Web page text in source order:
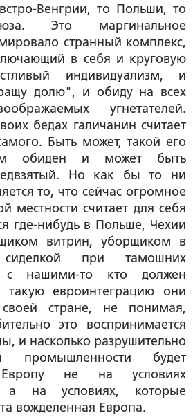
Венгрии, то Польши, то
Это маргинальное
странный комплекс,
в себя и круговую
индивидуализм, и
долю", и обиду на всех
угнетателей.
бедах галичанин считает
Быть может, такой его
обиден и может быть
Но как бы то ни
то, что сейчас огромное
местности считает для себя
где-нибудь в Польше, Чехии
витрин, уборщиком в
при тамошних
с нашими-то кто должен
такую евроинтеграцию они
стране, не понимая,
это воспринимается
и насколько разрушительно
промышленности будет
не на условиях
а на условиях, которые
вожделенная Европа.